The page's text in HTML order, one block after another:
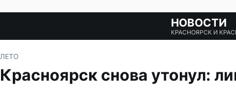
НОВОСТИ
КРАСНОЯРСК И
ЛЕТО
Красноярск снова утонул: